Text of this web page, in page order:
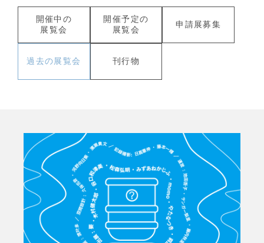
開催中の
展覧会
開催予定の
展覧会
申請展募集
過去の展覧会 刊行物